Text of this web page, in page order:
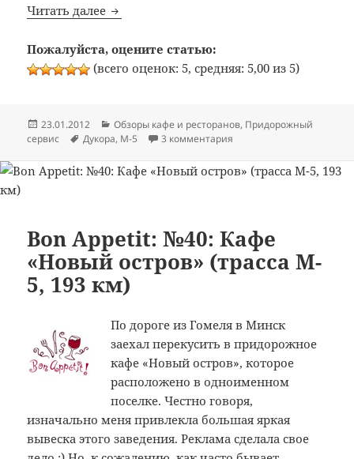
Читать далее Bon Appetit: №86: Кафе «Дукора»
Пожалуйста, оцените статью:
(всего оценок: 5, средняя: 5,00 из 5)
Опубликовано
23.01.2012 Рубрики
Обзоры кафе и ресторанов, Придорожный
сервис
Метки
Дукора, М-5 3 комментария
Bon Appetit: №40: Кафе
«Новый остров» (трасса M-
5, 193 км)
По дороге из Гомеля в Минск
заехал перекусить в придорожное
кафе «Новый остров», которое
расположено в одноименном
поселке. Честно говоря,
изначально меня привлекла большая яркая
вывеска этого заведения. Реклама сделала свое